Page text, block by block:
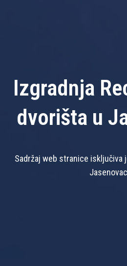
Izgradnja
dvorišta u
Sadržaj web stranice isključiva